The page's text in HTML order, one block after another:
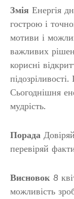
Змія Енергія
гострою і
мотиви і
важливих
корисні
Сьогоднішня
мудрість.
Порада
перевіряй
Висновок 8
можливість